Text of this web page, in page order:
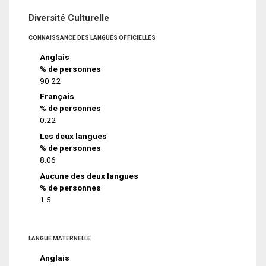
Diversité Culturelle
CONNAISSANCE DES LANGUES OFFICIELLES
Anglais
% de personnes
90.22
Français
% de personnes
0.22
Les deux langues
% de personnes
8.06
Aucune des deux langues
% de personnes
1.5
LANGUE MATERNELLE
Anglais